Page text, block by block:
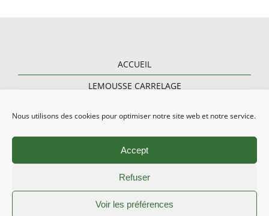
Nous utilisons des cookies pour optimiser notre site web et notre service.
Accept
Refuser
Voir les préférences
ACCUEIL
LEMOUSSE CARRELAGE
CARRELAGE EXTÉRIEUR
CONTACT